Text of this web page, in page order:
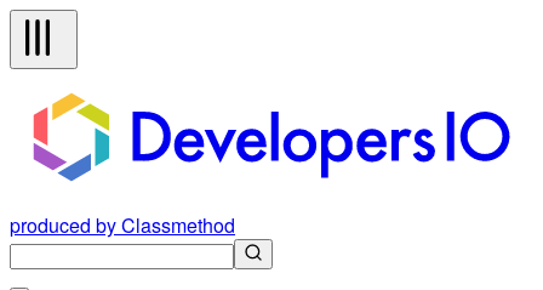
produced by Classmethod